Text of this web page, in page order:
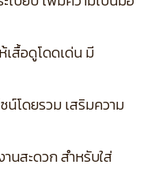
เสื้อดูโดดเด่น มี
น์โดยรวม เสริมความ
านสะดวก สำหรับใส่